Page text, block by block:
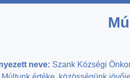
neve: Szank Községi